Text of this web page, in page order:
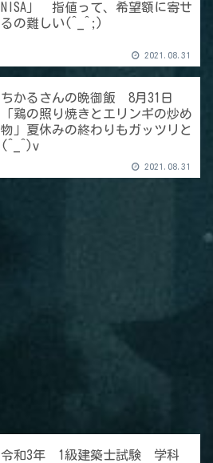
NISA」 指値って、希望額に寄せ
るの難しい(^_^;)
2021.08.31
ちかるさんの晩御飯 8月31日
「鶏の照り焼きとエリンギの炒め
物」夏休みの終わりもガッツリと
(^_^)v
2021.08.31
令和3年 1級建築士試験 学科